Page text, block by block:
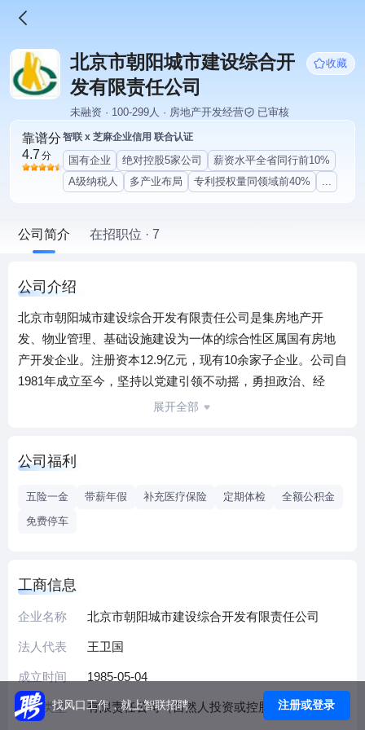
北京市朝阳城市建设综合开
发有限责任公司
收藏
未融资 · 100-299人 · 房地产开发经营 已审核
靠谱分
4.7 分
智联 x 芝麻企业信用 联合认证
国有企业 绝对控股5家公司
薪资水平全省同行前10%
A级纳税人
多产业布局 专利授权量同领域前40% ...
公司简介 在招职位 · 7
公司介绍
北京市朝阳城市建设综合开发有限责任公司是集房地产开
发、物业管理、基础设施建设为一体的综合性区属国有房地
产开发企业。注册资本12.9亿元，现有10余家子企业。公司自
1981年成立至今，坚持以党建引领不动摇，勇担政治、经
济、社会三大责任，以企业高质量发展助力经济社会高质量
期，公司将继续立足保障政府民生工程，以政策性房地产开
阳区经济社会发展和城市建设作出更大贡献。
展开全部
公司福利
五险一金 带薪年假 补充医疗保险 定期体检
全额公积金
免费停车
工商信息
企业名称 北京市朝阳城市建设综合开发有限责任公司
法人代表 王卫国
成立时间 1985-05-04
企业类型 有限责任公司（自然人投资或控股的法人独资）
找风口工作，就上智联招聘 注册或登录